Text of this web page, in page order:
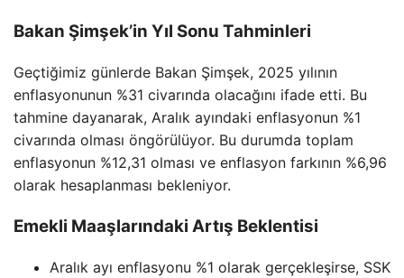
Bakan Şimşek’in Yıl Sonu Tahminleri
Geçtiğimiz günlerde Bakan Şimşek, 2025 yılının
enflasyonunun %31 civarında olacağını ifade etti. Bu
tahmine dayanarak, Aralık ayındaki enflasyonun %1
civarında olması öngörülüyor. Bu durumda toplam
enflasyonun %12,31 olması ve enflasyon farkının %6,96
olarak hesaplanması bekleniyor.
Emekli Maaşlarındaki Artış Beklentisi
Aralık ayı enflasyonu %1 olarak gerçekleşirse, SSK